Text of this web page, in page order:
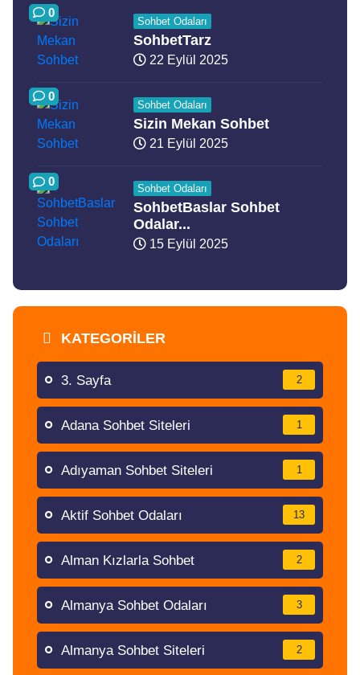
0
Sohbet Odaları
SohbetTarz
22 Eylül 2025
0
Sohbet Odaları
Sizin Mekan Sohbet
21 Eylül 2025
0
Sohbet Odaları
SohbetBaslar Sohbet
Odalar...
15 Eylül 2025
KATEGORILER
3. Sayfa 2
Adana Sohbet Siteleri 1
Adıyaman Sohbet Siteleri 1
Aktif Sohbet Odaları 13
Alman Kızlarla Sohbet 2
Almanya Sohbet Odaları 3
Almanya Sohbet Siteleri 2